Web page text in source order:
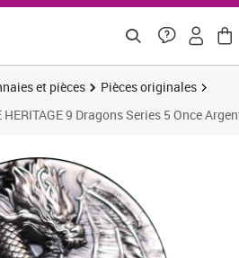
et pièces
Pièces originales
HERITAGE 9 Dragons Series 5 Once